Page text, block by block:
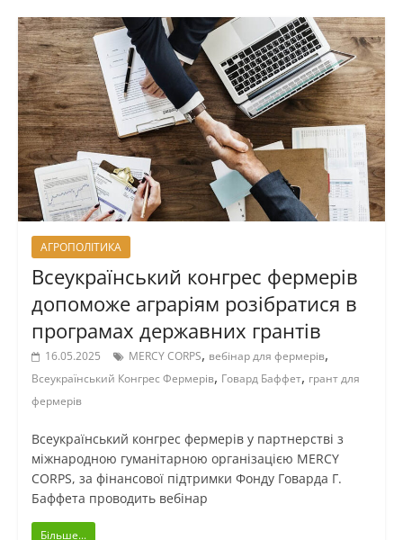
АГРОПОЛІТИКА
Всеукраїнський конгрес фермерів
допоможе аграріям розібратися в
програмах державних грантів
16.05.2025 MERCY CORPS, вебінар для фермерів,
Всеукраїнський Конгрес Фермерів, Говард Баффет, грант для
фермерів
Всеукраїнський конгрес фермерів у партнерстві з
міжнародною гуманітарною організацією MERCY
CORPS, за фінансової підтримки Фонду Говарда Г.
Баффета проводить вебінар
Більше...